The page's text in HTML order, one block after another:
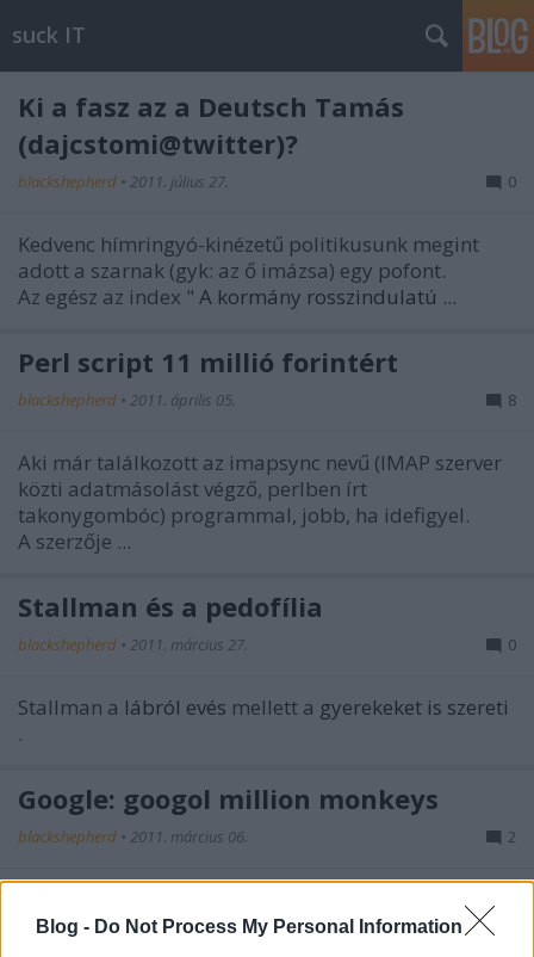
Blog - Do Not Process My Personal Information
suck IT
Ki a fasz az a Deutsch Tamás
(dajcstomi@twitter)?
blackshepherd • 2011. július 27. 0
Kedvenc hímringyó-kinézetű politikusunk megint
adott a szarnak (gyk: az ő imázsa) egy pofont.
Az egész az index " A kormány rosszindulatú ...
Perl script 11 millió forintért
blackshepherd • 2011. április 05. 8
Aki már találkozott az imapsync nevű (IMAP szerver
közti adatmásolást végző, perlben írt
takonygombóc) programmal, jobb, ha idefigyel.
A szerzője ...
Stallman és a pedofília
blackshepherd • 2011. március 27. 0
Stallman a lábról evés mellett a gyerekeket is szereti
.
Google: googol million monkeys
blackshepherd • 2011. március 06. 2
Mióta létezik a Google, tudjuk, hogy a googol 10 100
-ont, azaz -bitagyúaknak- 2332-nél egy "kicsivel"